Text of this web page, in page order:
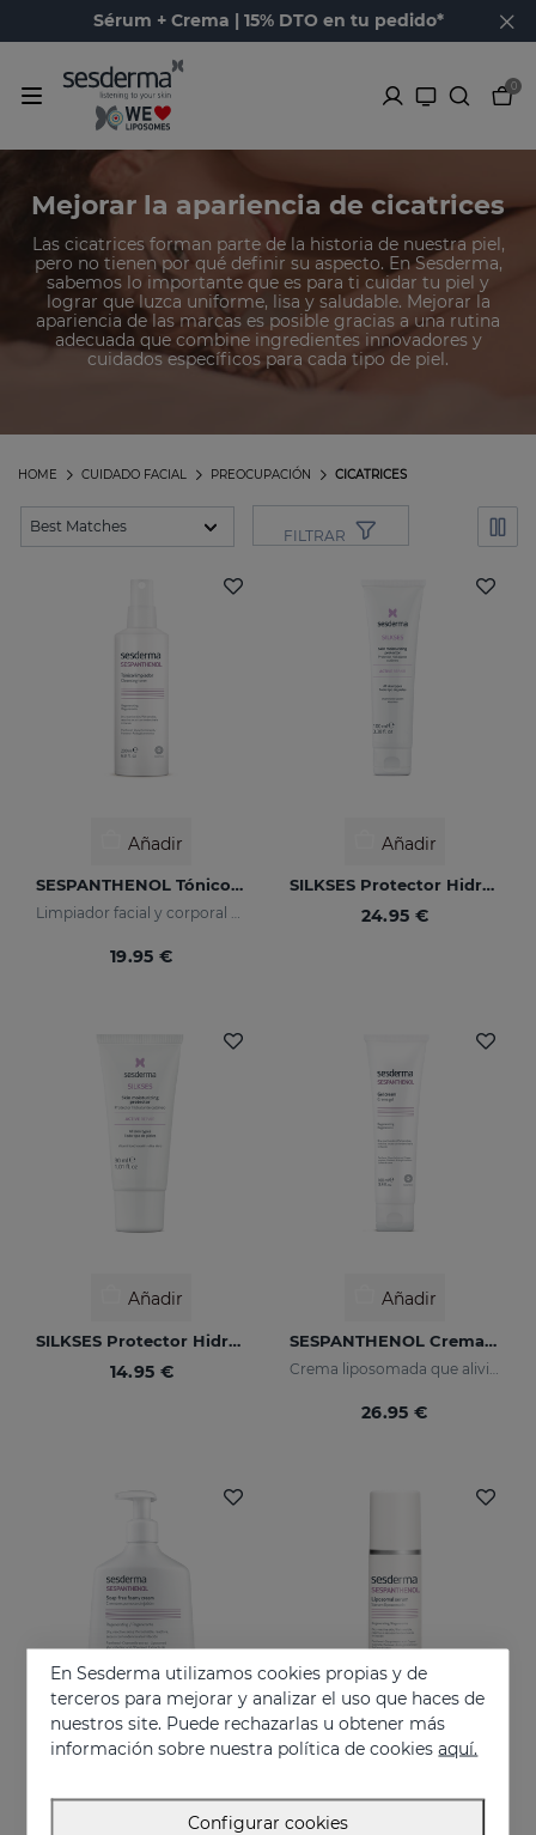
Sérum + Crema | 15% DTO en tu pedido*
0
Mejorar la apariencia de cicatrices
Las cicatrices forman parte de la historia de nuestra piel,
pero no tienen por qué definir su aspecto. En Sesderma,
sabemos lo importante que es para ti cuidar tu piel y
lograr que luzca uniforme, lisa y saludable. Mejorar la
apariencia de las marcas es posible gracias a una rutina
adecuada que combine ingredientes innovadores y
cuidados específicos para cada tipo de piel.
CICATRICES
PREOCUPACIÓN
CUIDADO FACIAL
HOME
FILTRAR
Añadir
SESPANTHENOL Tónico Limpiador
Limpiador facial y corporal para pieles sensibles que han sufrido agresiones
19.95 €
Añadir
SILKSES Protector Hidratante Cutáneo 100 Ml
24.95 €
Añadir
SILKSES Protector Hidratante Cutáneo 30 Ml
14.95 €
Añadir
SESPANTHENOL Crema Gel
26.95 €
Añadir
SESPANTHENOL Crema Espumosa Sin Jabón
Limpiador facial y corporal para pieles sensibles que han sufrido agresiones
Añadir
SESPANTHENOL Liposomal Serum
En Sesderma utilizamos cookies propias y de
terceros para mejorar y analizar el uso que haces de
nuestros site. Puede rechazarlas u obtener más
información sobre nuestra política de cookiesaquí.
Configurar cookies